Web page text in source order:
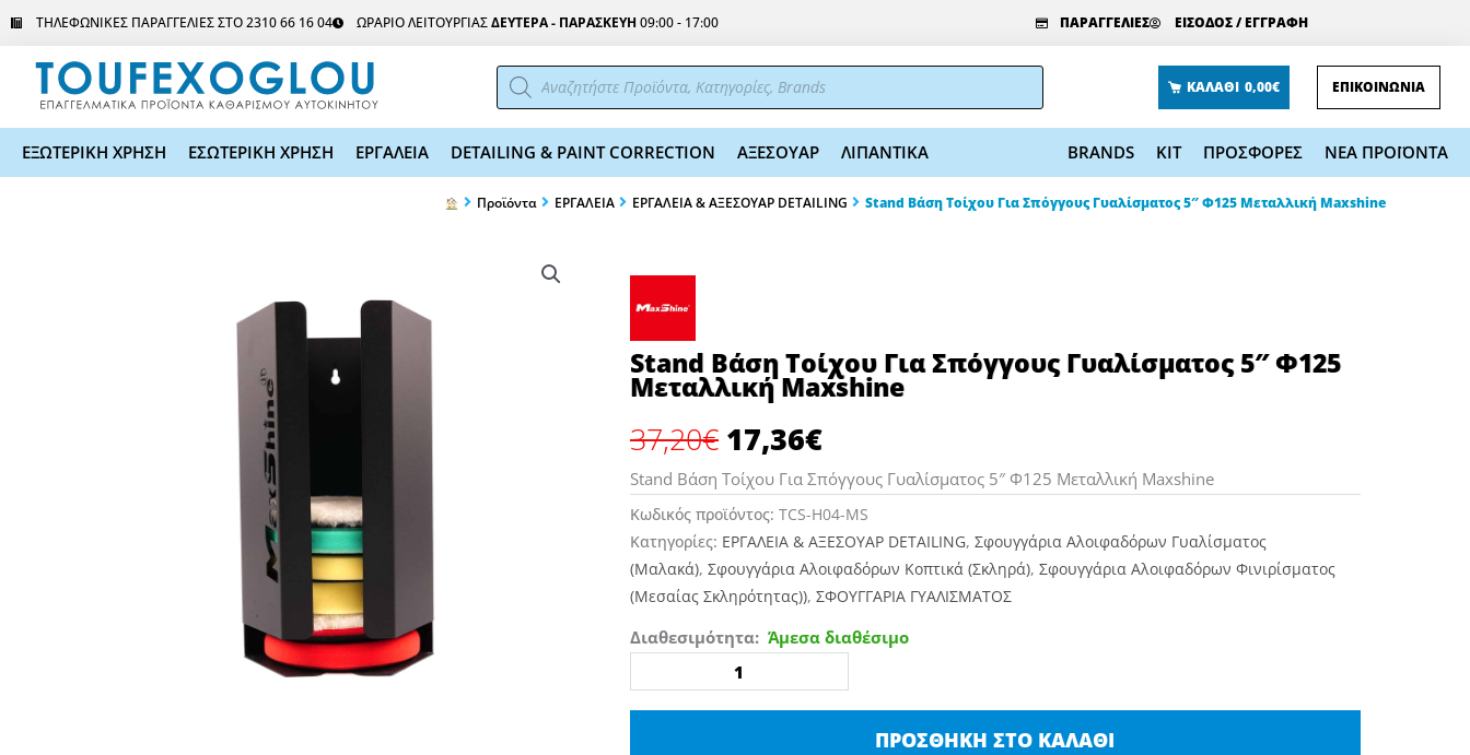
Μετάβαση
περιεχόμενο
ΤΗΛΕΦΩΝΙΚΕΣ ΠΑΡΑΓΓΕΛΙΕΣ ΣΤΟ 2310 66 16 04 ΩΡΑΡΙΟ ΛΕΙΤΟΥΡΓΙΑΣΔΕΥΤΕΡΑ - ΠΑΡΑΣΚΕΥΗ 09:00 - 17:00 ΠΑΡΑΓΓΕΛΙΕΣ ΕΙΣΟΔΟΣ / ΕΓΓΡΑΦΗ
Αναζήτηση
προϊόντων ΚΑΛΑΘΙ 0,00€ ΕΠΙΚΟΙΝΩΝΙΑ
ΕΞΩΤΕΡΙΚΗ ΧΡΗΣΗ ΕΣΩΤΕΡΙΚΗ ΧΡΗΣΗ ΕΡΓΑΛΕΙΑ DETAILING & PAINT CORRECTION ΑΞΕΣΟΥΑΡ ΛΙΠΑΝΤΙΚΑ BRANDS KIT ΠΡΟΣΦΟΡΕΣ ΝΕΑ ΠΡΟΪΟΝΤΑ
Προϊόντα EΡΓΑΛΕΙΑ ΕΡΓΑΛΕΙΑ & ΑΞΕΣΟΥΑΡ DETAILING Stand Βάση Τοίχου Για Σπόγγους Γυαλίσματος 5″ Φ125 Μεταλλική Maxshine
Stand Βάση Τοίχου Για Σπόγγους Γυαλίσματος 5″ Φ125
Μεταλλική Maxshine
37,20€ Original
price
was:
37,20€.
17,36€Η
τιμή
είναι:
17,36€.
Stand Βάση Τοίχου Για Σπόγγους Γυαλίσματος 5″ Φ125 Μεταλλική Maxshine
Κωδικός προϊόντος: TCS-H04-MS
Κατηγορίες: ΕΡΓΑΛΕΙΑ & ΑΞΕΣΟΥΑΡ DETAILING, Σφουγγάρια Αλοιφαδόρων Γυαλίσματος
(Μαλακά), Σφουγγάρια Αλοιφαδόρων Κοπτικά (Σκληρά), Σφουγγάρια Αλοιφαδόρων Φινιρίσματος
(Μεσαίας Σκληρότητας)), ΣΦΟΥΓΓΑΡΙΑ ΓΥΑΛΙΣΜΑΤΟΣ
Διαθεσιμότητα: Άμεσα διαθέσιμο
Stand
Τοίχου
ΠΡΟΣΘΉΚΗ ΣΤΟ ΚΑΛΆΘΙ